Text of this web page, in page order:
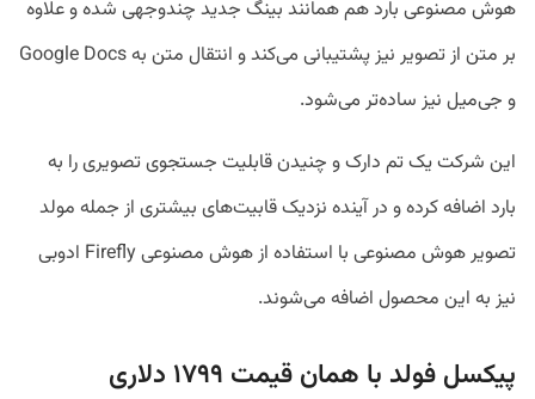
هوش مصنوعی بارد هم همانند بینگ جدید چندوجهی شده و علاوه
بر متن از تصویر نیز پشتیبانی می‌کند و انتقال متن به Google Docs
و جی‌میل نیز ساده‌تر می‌شود.
این شرکت یک تم دارک و چنیدن قابلیت جستجوی تصویری را به
بارد اضافه کرده و در آینده نزدیک قابیت‌های بیشتری از جمله مولد
تصویر هوش مصنوعی با استفاده از هوش مصنوعی Firefly ادوبی
نیز به این محصول اضافه می‌شوند.
پیکسل فولد با همان قیمت ۱۷۹۹ دلاری